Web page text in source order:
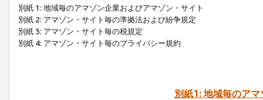
別紙 1: 地域毎のアマゾン企業およびアマゾン・サイト
別紙 2: アマゾン・サイト毎の準拠法および紛争規定
別紙 3: アマゾン・サイト毎の税規定
別紙 4: アマゾン・サイト毎のプライバシー規約
別紙1: 地域毎のア